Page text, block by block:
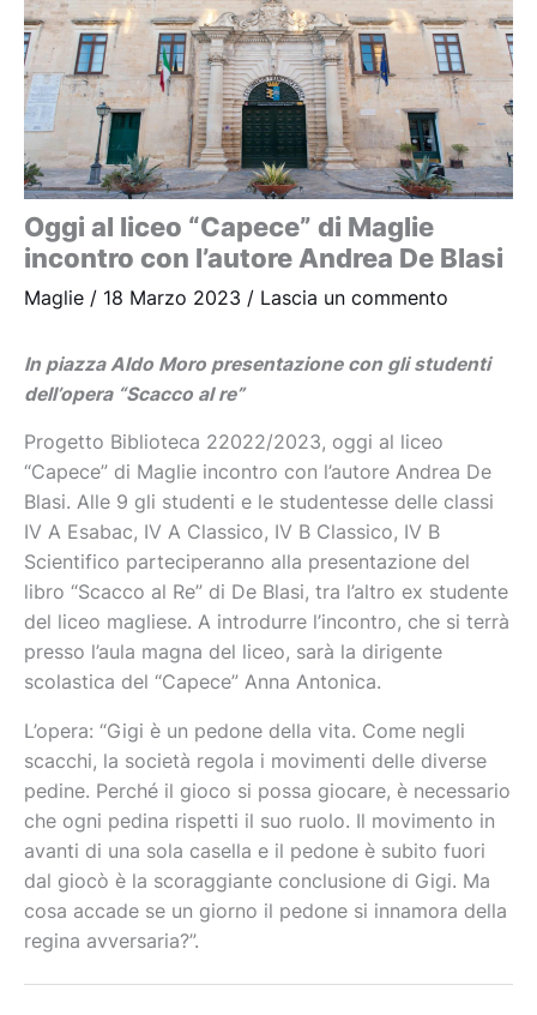
Oggi al liceo “Capece” di Maglie
incontro con l’autore Andrea De Blasi
Maglie / 18 Marzo 2023 / Lascia un commento
In piazza Aldo Moro presentazione con gli studenti
dell’opera “Scacco al re”
Progetto Biblioteca 22022/2023, oggi al liceo
“Capece” di Maglie incontro con l’autore Andrea De
Blasi. Alle 9 gli studenti e le studentesse delle classi
IV A Esabac, IV A Classico, IV B Classico, IV B
Scientifico parteciperanno alla presentazione del
libro “Scacco al Re” di De Blasi, tra l’altro ex studente
del liceo magliese. A introdurre l’incontro, che si terrà
presso l’aula magna del liceo, sarà la dirigente
scolastica del “Capece” Anna Antonica.
L’opera: “Gigi è un pedone della vita. Come negli
scacchi, la società regola i movimenti delle diverse
pedine. Perché il gioco si possa giocare, è necessario
che ogni pedina rispetti il suo ruolo. Il movimento in
avanti di una sola casella e il pedone è subito fuori
dal giocò è la scoraggiante conclusione di Gigi. Ma
cosa accade se un giorno il pedone si innamora della
regina avversaria?”.